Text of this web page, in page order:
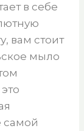
в себе
вам стоит
мыло
самой